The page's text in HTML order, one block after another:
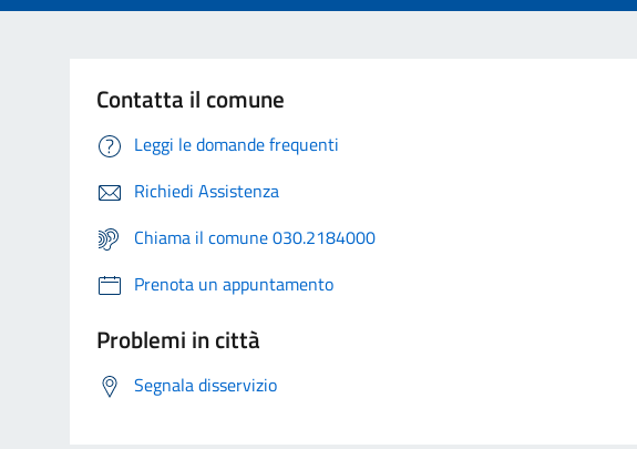
Contatta il comune
Leggi le domande frequenti
Richiedi Assistenza
Chiama il comune 030.2184000
Prenota un appuntamento
Problemi in città
Segnala disservizio